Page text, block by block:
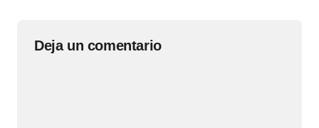
Deja un comentario